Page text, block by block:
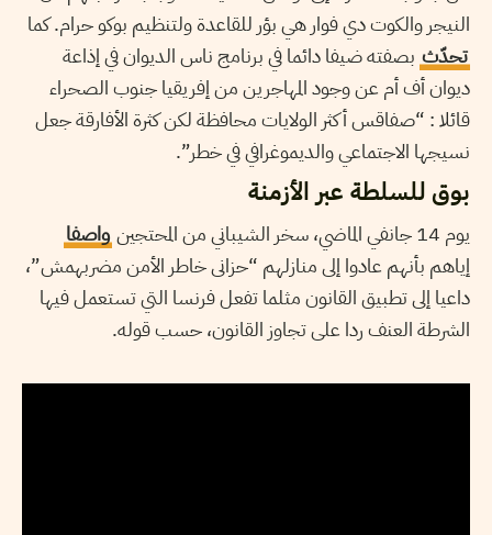
النيجر والكوت دي فوار هي بؤر للقاعدة ولتنظيم بوكو حرام. كما
تحدّث بصفته ضيفا دائما في برنامج ناس الديوان في إذاعة
ديوان أف أم عن وجود المهاجرين من إفريقيا جنوب الصحراء
قائلا : “صفاقس أكثر الولايات محافظة لكن كثرة الأفارقة جعل
نسيجها الاجتماعي والديموغرافي في خطر”.
بوق للسلطة عبر الأزمنة
يوم 14 جانفي الماضي، سخر الشيباني من المحتجين
واصفا
إياهم بأنهم عادوا إلى منازلهم “حزانى خاطر الأمن مضربهمش”،
داعيا إلى تطبيق القانون مثلما تفعل فرنسا التي تستعمل فيها
الشرطة العنف ردا على تجاوز القانون، حسب قوله.